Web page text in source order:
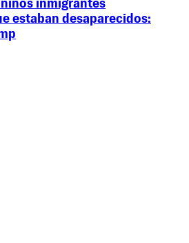
niños inmigrantes
estaban desaparecidos: